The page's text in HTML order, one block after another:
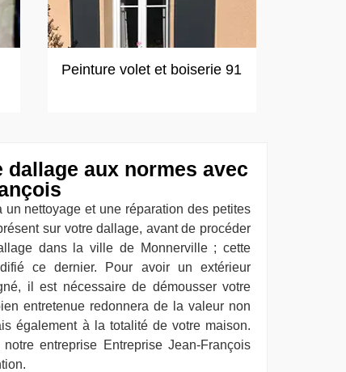
Peinture volet et boiserie 91
dallage aux normes avec
un nettoyage et une réparation des petites
sur votre dallage, avant de procéder
dans la ville de Monnerville ; cette
ce dernier. Pour avoir un extérieur
il est nécessaire de démousser votre
entretenue redonnera de la valeur non
également à la totalité de votre maison.
entreprise Entreprise Jean-François